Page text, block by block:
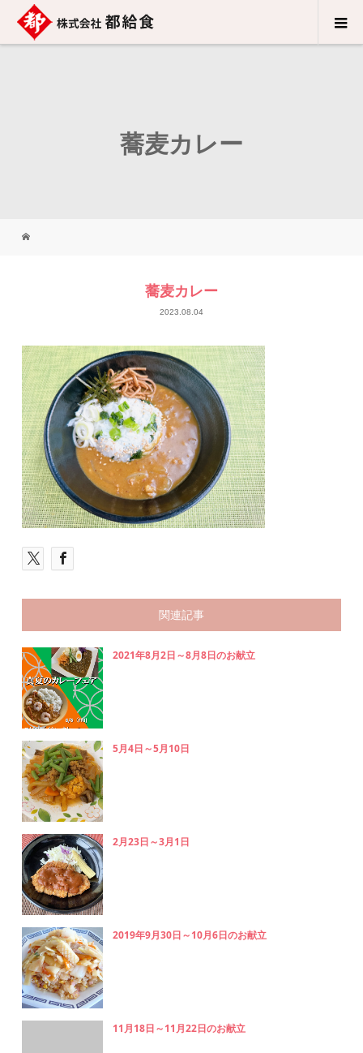
蕎麦カレー
蕎麦カレー
2023.08.04
関連記事
2021年8月2日～8月8日のお献立
5月4日～5月10日
2月23日～3月1日
2019年9月30日～10月6日のお献立
11月18日～11月22日のお献立